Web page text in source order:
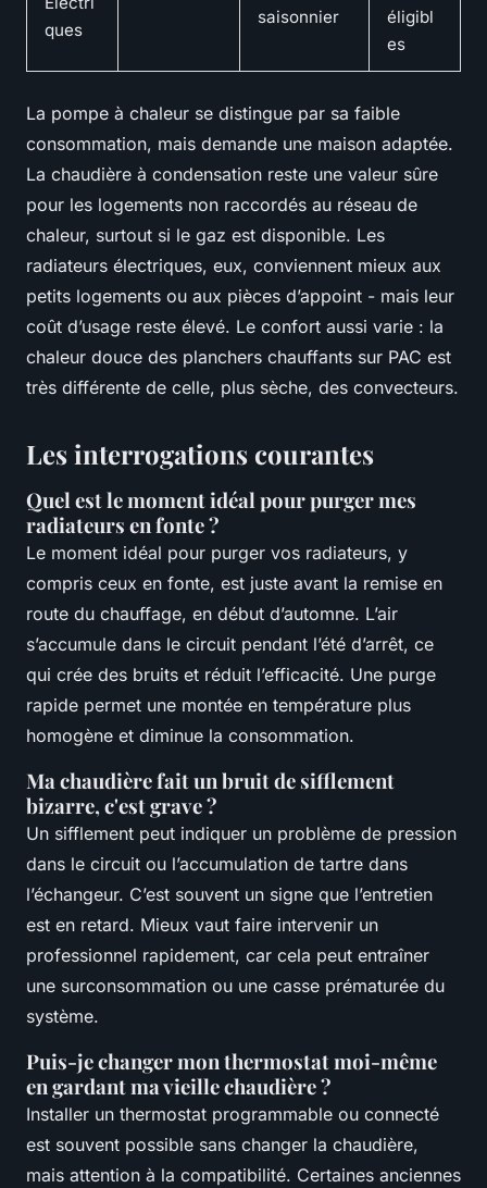
ques
saisonnier
éligibl
es
La pompe à chaleur se distingue par sa faible
consommation, mais demande une maison adaptée.
La chaudière à condensation reste une valeur sûre
pour les logements non raccordés au réseau de
chaleur, surtout si le gaz est disponible. Les
radiateurs électriques, eux, conviennent mieux aux
petits logements ou aux pièces d’appoint - mais leur
coût d’usage reste élevé. Le confort aussi varie : la
chaleur douce des planchers chauffants sur PAC est
très différente de celle, plus sèche, des convecteurs.
Les interrogations courantes
Quel est le moment idéal pour purger mes
radiateurs en fonte ?
Le moment idéal pour purger vos radiateurs, y
compris ceux en fonte, est juste avant la remise en
route du chauffage, en début d’automne. L’air
s’accumule dans le circuit pendant l’été d’arrêt, ce
qui crée des bruits et réduit l’efficacité. Une purge
rapide permet une montée en température plus
homogène et diminue la consommation.
Ma chaudière fait un bruit de sifflement
bizarre, c'est grave ?
Un sifflement peut indiquer un problème de pression
dans le circuit ou l’accumulation de tartre dans
l’échangeur. C’est souvent un signe que l’entretien
est en retard. Mieux vaut faire intervenir un
professionnel rapidement, car cela peut entraîner
une surconsommation ou une casse prématurée du
système.
Puis-je changer mon thermostat moi-même
en gardant ma vieille chaudière ?
Installer un thermostat programmable ou connecté
est souvent possible sans changer la chaudière,
mais attention à la compatibilité. Certaines anciennes